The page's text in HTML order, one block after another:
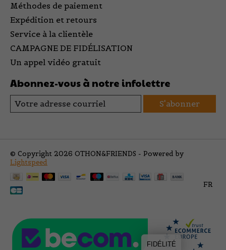
Méthodes de paiement
Expédition et retours
Service à la clientèle
CAMPAGNE DE FIDÉLISATION
Un appel vidéo gratuit
Abonnez-vous à notre infolettre
S'abonner
© Copyright 2026 OTHON&FRIENDS - Powered by
Lightspeed
FR
FIDÉLITÉ